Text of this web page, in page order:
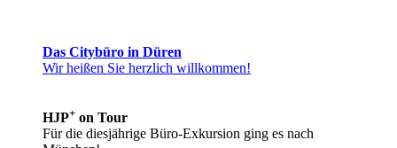
Das Citybüro in Düren
Wir heißen Sie herzlich willkommen!
HJP+ on Tour
Für die diesjährige Büro-Exkursion ging es nach